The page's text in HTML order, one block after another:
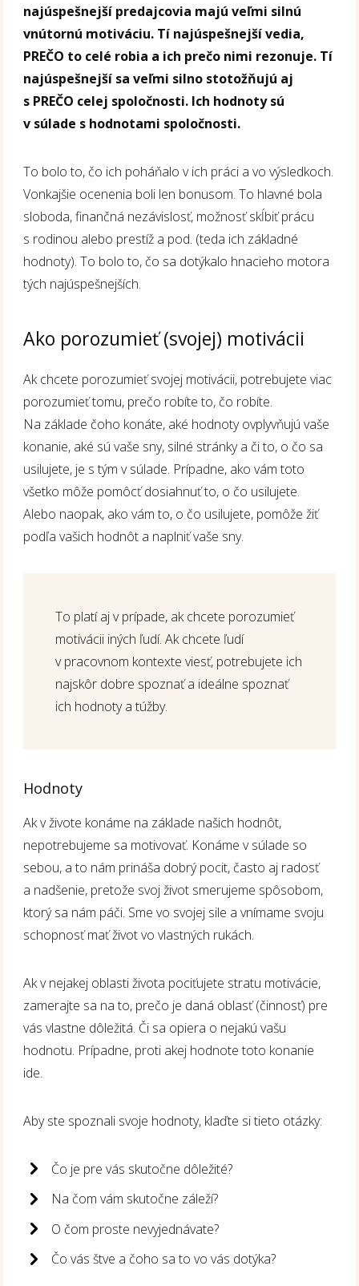
najúspešnejší predajcovia majú veľmi silnú
vnútornú motiváciu. Tí najúspešnejší vedia,
PREČO to celé robia a ich prečo nimi rezonuje. Tí
najúspešnejší sa veľmi silno stotožňujú aj
s PREČO celej spoločnosti. Ich hodnoty sú
v súlade s hodnotami spoločnosti.
To bolo to, čo ich poháňalo v ich práci a vo výsledkoch.
Vonkajšie ocenenia boli len bonusom. To hlavné bola
sloboda, finančná nezávislosť, možnosť skĺbiť prácu
s rodinou alebo prestíž a pod. (teda ich základné
hodnoty). To bolo to, čo sa dotýkalo hnacieho motora
tých najúspešnejších.
Ako porozumieť (svojej) motivácii
Ak chcete porozumieť svojej motivácii, potrebujete viac
porozumieť tomu, prečo robíte to, čo robíte.
Na základe čoho konáte, aké hodnoty ovplyvňujú vaše
konanie, aké sú vaše sny, silné stránky a či to, o čo sa
usilujete, je s tým v súlade. Prípadne, ako vám toto
všetko môže pomôcť dosiahnuť to, o čo usilujete.
Alebo naopak, ako vám to, o čo usilujete, pomôže žiť
podľa vašich hodnôt a naplniť vaše sny.
To platí aj v prípade, ak chcete porozumieť
motivácii iných ľudí. Ak chcete ľudí
v pracovnom kontexte viesť, potrebujete ich
najskôr dobre spoznať a ideálne spoznať
ich hodnoty a túžby.
Hodnoty
Ak v živote konáme na základe našich hodnôt,
nepotrebujeme sa motivovať. Konáme v súlade so
sebou, a to nám prináša dobrý pocit, často aj radosť
a nadšenie, pretože svoj život smerujeme spôsobom,
ktorý sa nám páči. Sme vo svojej sile a vnímame svoju
schopnosť mať život vo vlastných rukách.
Ak v nejakej oblasti života pociťujete stratu motivácie,
zamerajte sa na to, prečo je daná oblasť (činnosť) pre
vás vlastne dôležitá. Či sa opiera o nejakú vašu
hodnotu. Prípadne, proti akej hodnote toto konanie
ide.
Aby ste spoznali svoje hodnoty, klaďte si tieto otázky:
Čo je pre vás skutočne dôležité?
Na čom vám skutočne záleží?
O čom proste nevyjednávate?
Čo vás štve a čoho sa to vo vás dotýka?